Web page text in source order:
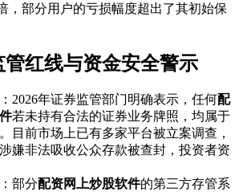
，部分用户的亏损幅度超出了其初始保
管红线与资金安全警示
：2026年证券监管部门明确表示，任何配
若未持有合法的证券业务牌照，均属于
目前市场上已有多家平台被立案调查，
嫌非法吸收公众存款被查封，投资者资
：部分配资网上炒股软件的第三方存管系